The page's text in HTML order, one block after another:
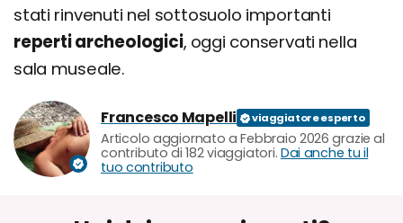
stati rinvenuti nel sottosuolo importanti
reperti archeologici, oggi conservati nella
sala museale.
Francesco Mapelli
Articolo aggiornato a Febbraio 2026 grazie al
contributo di 182 viaggiatori. Dai anche tu il
tuo contributo